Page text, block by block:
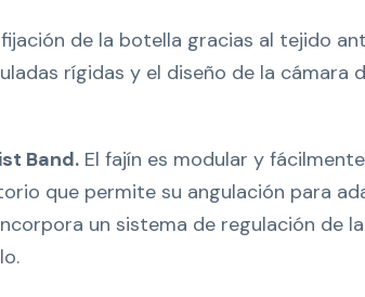
de la botella gracias al tejido
rígidas y el diseño de la cámara
Band. El fajín es modular y
que permite su angulación para
un sistema de regulación de